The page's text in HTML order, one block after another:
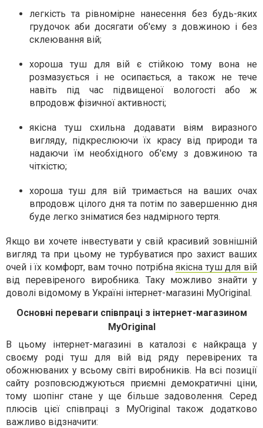
легкість та рівномірне нанесення без будь-яких
грудочок аби досягати об'єму з довжиною і без
склеювання вій;
хороша туш для вій є стійкою тому вона не
розмазується і не осипається, а також не тече
навіть під час підвищеної вологості або ж
впродовж фізичної активності;
якісна туш схильна додавати віям виразного
вигляду, підкреслюючи їх красу від природи та
надаючи їм необхідного об'єму з довжиною та
чіткістю;
хороша туш для вій тримається на ваших очах
впродовж цілого дня та потім по завершенню дня
буде легко зніматися без надмірного тертя.
Якщо ви хочете інвестувати у свій красивий зовнішній
вигляд та при цьому не турбуватися про захист ваших
очей і їх комфорт, вам точно потрібна якісна туш для вій
від перевіреного виробника. Таку можливо знайти у
доволі відомому в Україні інтернет-магазині MyOriginal.
Основні переваги співпраці з інтернет-магазином
MyOriginal
В цьому інтернет-магазині в каталозі є найкраща у
своєму роді туш для вій від ряду перевірених та
обожнюваних у всьому світі виробників. На всі позиції
сайту розповсюджуються приємні демократичні ціни,
тому шопінг стане у ще більше задоволення. Серед
плюсів цієї співпраці з MyOriginal також додатково
важливо відзначити: